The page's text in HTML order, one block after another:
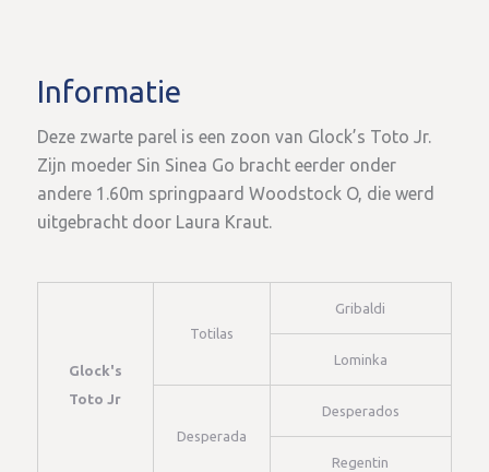
Informatie
Deze zwarte parel is een zoon van Glock’s Toto Jr.
Zijn moeder Sin Sinea Go bracht eerder onder
andere 1.60m springpaard Woodstock O, die werd
uitgebracht door Laura Kraut.
Glock's
Toto Jr
Totilas
Gribaldi
Lominka
Desperada
Desperados
Regentin